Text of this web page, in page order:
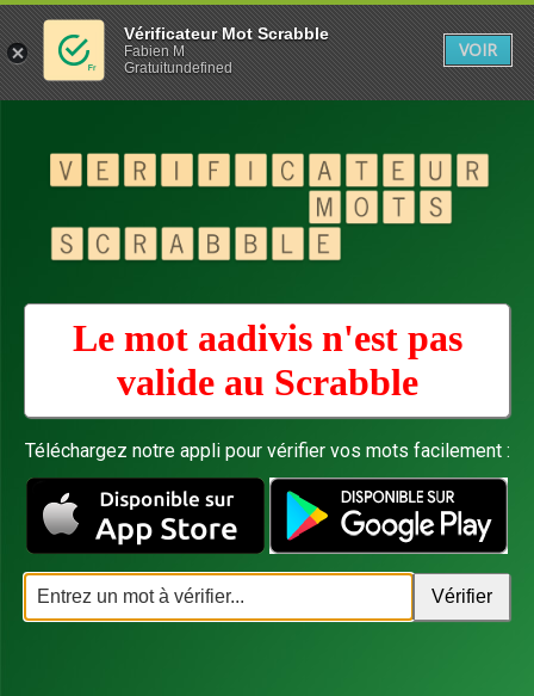
Le mot aadivis n'est pas
valide au Scrabble
Téléchargez notre appli pour vérifier vos mots facilement :
Vérificateur Mot Scrabble
Fabien M
Gratuitundefined
VOIR